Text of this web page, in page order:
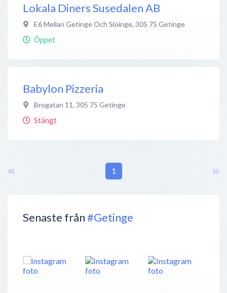
Senaste från#Getinge
Lokala Diners Susedalen AB
E6 Mellan Getinge Och Slöinge, 305 75 Getinge
Öppet
Babylon Pizzeria
Brogatan 11, 305 75 Getinge
Stängt
1